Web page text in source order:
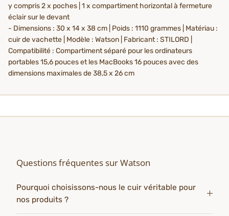
y compris 2 x poches | 1 x compartiment horizontal à fermeture
éclair sur le devant
- Dimensions : 30 x 14 x 38 cm | Poids : 1110 grammes | Matériau :
cuir de vachette | Modèle : Watson | Fabricant : STILORD |
Compatibilité : Compartiment séparé pour les ordinateurs
portables 15,6 pouces et les MacBooks 16 pouces avec des
dimensions maximales de 38,5 x 26 cm
Questions fréquentes sur Watson
Pourquoi choisissons-nous le cuir véritable pour
nos produits ?